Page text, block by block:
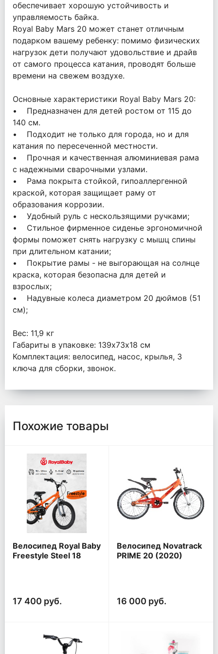
обеспечивает хорошую устойчивость и
управляемость байка.
Royal Baby Mars 20 может станет отличным
подарком вашему ребенку: помимо физических
нагрузок дети получают удовольствие и драйв
от самого процесса катания, проводят больше
времени на свежем воздухе.
Основные характеристики Royal Baby Mars 20:
• Предназначен для детей ростом от 115 до
140 см.
• Подходит не только для города, но и для
катания по пересеченной местности.
• Прочная и качественная алюминиевая рама
с надежными сварочными узлами.
• Рама покрыта стойкой, гипоаллергенной
краской, которая защищает раму от
образования коррозии.
• Удобный руль с нескользящими ручками;
• Стильное фирменное сиденье эргономичной
формы поможет снять нагрузку с мышц спины
при длительном катании;
• Покрытие рамы - не выгорающая на солнце
краска, которая безопасна для детей и
взрослых;
• Надувные колеса диаметром 20 дюймов (51
см);
Вес: 11,9 кг
Габариты в упаковке: 139х73х18 см
Комплектация: велосипед, насос, крылья, 3
ключа для сборки, звонок.
Похожие товары
Велосипед Royal Baby
Freestyle Steel 18
17 400 руб.
Велосипед Novatrack
PRIME 20 (2020)
16 000 руб.